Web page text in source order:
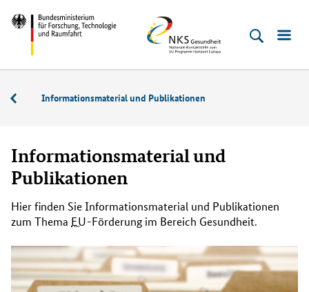
Direkt
zum
Inhalt
(Eingabetaste)
Direkt
zum
Hauptmenu
(Eingabetaste)
Direkt
zur
Suche
(Eingabetaste)
Direkt
zur
Fußleiste
(Enter)
Bundesministerium
und
NKS
Gesundheit
Service
Informationsmaterial und Publikationen
Informationsmaterial und
Publikationen
Hier finden Sie Informationsmaterial und Publikationen
zum Thema EU-Förderung im Bereich Gesundheit.